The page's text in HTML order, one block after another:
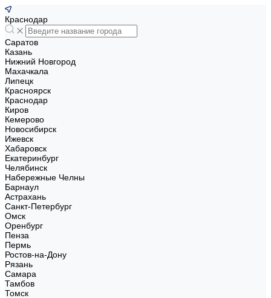
Краснодар
Саратов
Казань
Нижний Новгород
Махачкала
Липецк
Красноярск
Краснодар
Киров
Кемерово
Новосибирск
Ижевск
Хабаровск
Екатеринбург
Челябинск
Набережные Челны
Барнаул
Астрахань
Санкт-Петербург
Омск
Оренбург
Пенза
Пермь
Ростов-на-Дону
Рязань
Самара
Тамбов
Томск